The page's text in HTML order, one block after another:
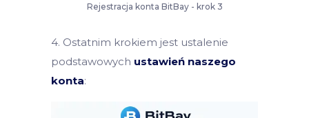
Rejestracja konta BitBay - krok 3
4. Ostatnim krokiem jest ustalenie
podstawowych ustawień naszego
konta: